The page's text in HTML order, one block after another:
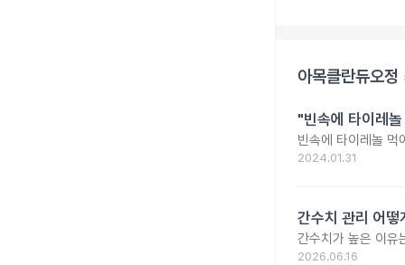
아목클란듀오
"빈속에 타이레
빈속에 타이레놀 먹
2024.01.31
간수치 관리 어
간수치가 높은 이유
2026.06.16